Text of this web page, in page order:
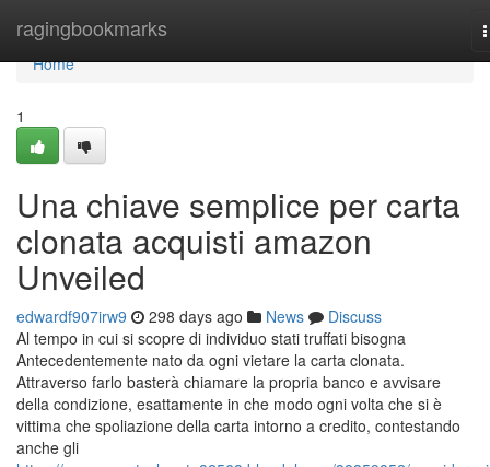
ragingbookmarks
Home
Home
1
Una chiave semplice per carta
clonata acquisti amazon
Unveiled
edwardf907irw9 298 days ago News
Discuss
Al tempo in cui si scopre di individuo stati truffati bisogna
Antecedentemente nato da ogni vietare la carta clonata.
Attraverso farlo basterà chiamare la propria banco e avvisare
della condizione, esattamente in che modo ogni volta che si è
vittima che spoliazione della carta intorno a credito, contestando
anche gli